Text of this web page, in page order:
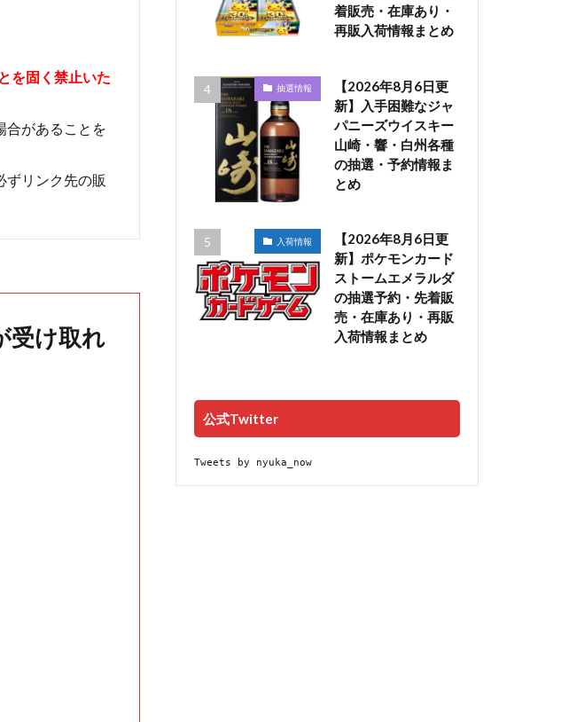
を固く禁止いた
合があることを
ずリンク先の販
受け取れ
着販売・在庫あり・
再販入荷情報まとめ
抽選情報
【2026年8月6日更
新】入手困難なジャ
パニーズウイスキー
山崎・響・白州各種
の抽選・予約情報ま
とめ
入荷情報
【2026年8月6日更
新】ポケモンカード
ストームエメラルダ
の抽選予約・先着販
売・在庫あり・再販
入荷情報まとめ
公式Twitter
Tweets by nyuka_now